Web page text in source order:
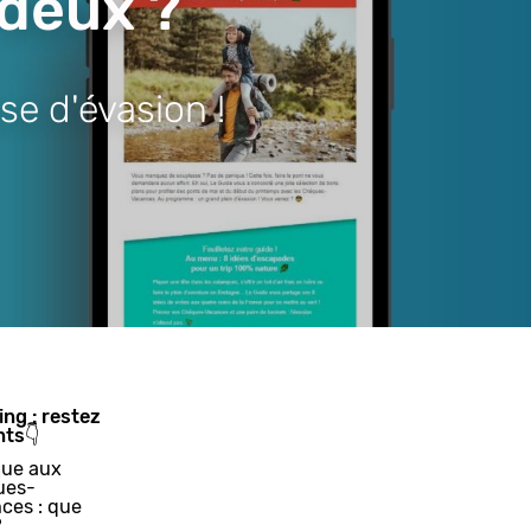
d'évasion !
: restez
aux
: que